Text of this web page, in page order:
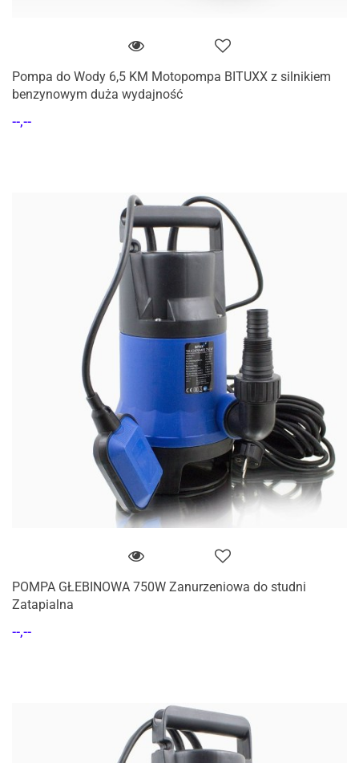
Pompa do Wody 6,5 KM Motopompa BITUXX z silnikiem
benzynowym duża wydajność
--,--
POMPA GŁEBINOWA 750W Zanurzeniowa do studni
Zatapialna
--,--